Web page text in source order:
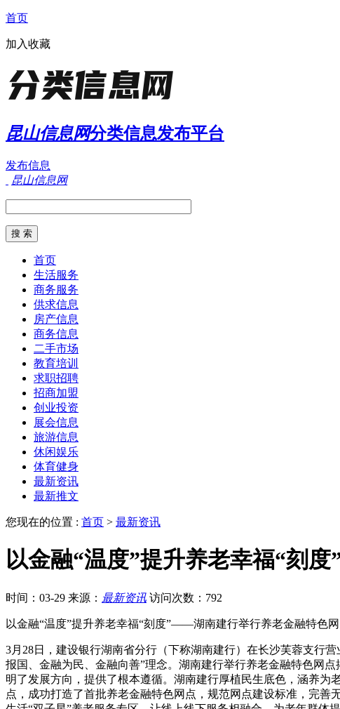
首页
加入收藏
昆山信息网分类信息发布平台
发布信息
昆山信息网
首页
生活服务
商务服务
供求信息
房产信息
商务信息
二手市场
教育培训
求职招聘
招商加盟
创业投资
展会信息
旅游信息
休闲娱乐
体育健身
最新资讯
最新推文
您现在的位置 : 首页 > 最新资讯
以金融“温度”提升养老幸福“刻
时间：03-29 来源： 最新资讯 访问次数：792
以金融“温度”提升养老幸福“刻度”——湖南建行举行养老金融特色
3月28日，建设银行湖南省分行（下称湖南建行）在长沙芙蓉支行
报国、金融为民、金融向善”理念。湖南建行举行养老金融特色网
明了发展方向，提供了根本遵循。湖南建行厚植民生底色，涵养为
点，成功打造了首批养老金融特色网点，规范网点建设标准，完